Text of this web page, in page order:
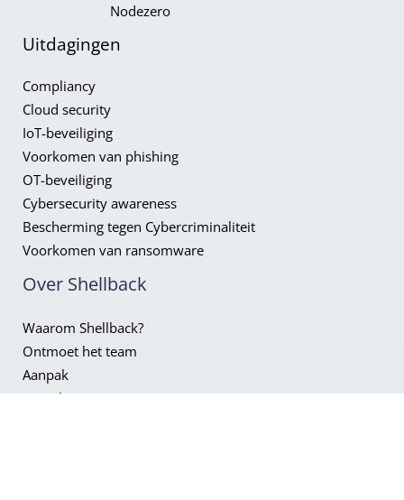
Nodezero
Uitdagingen
Compliancy​
Cloud security
IoT-beveiliging
Voorkomen van phishing
OT-beveiliging
Cybersecurity awareness
Bescherming tegen Cybercriminaliteit
Voorkomen van ransomware
Over Shellback
Waarom Shellback?
Ontmoet het team
Aanpak
Branches